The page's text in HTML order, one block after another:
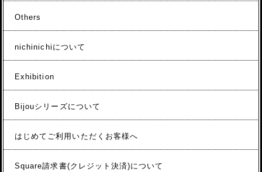
Others
nichinichiについて
Exhibition
Bijouシリーズについて
はじめてご利用いただくお客様へ
Square請求書(クレジット決済)について